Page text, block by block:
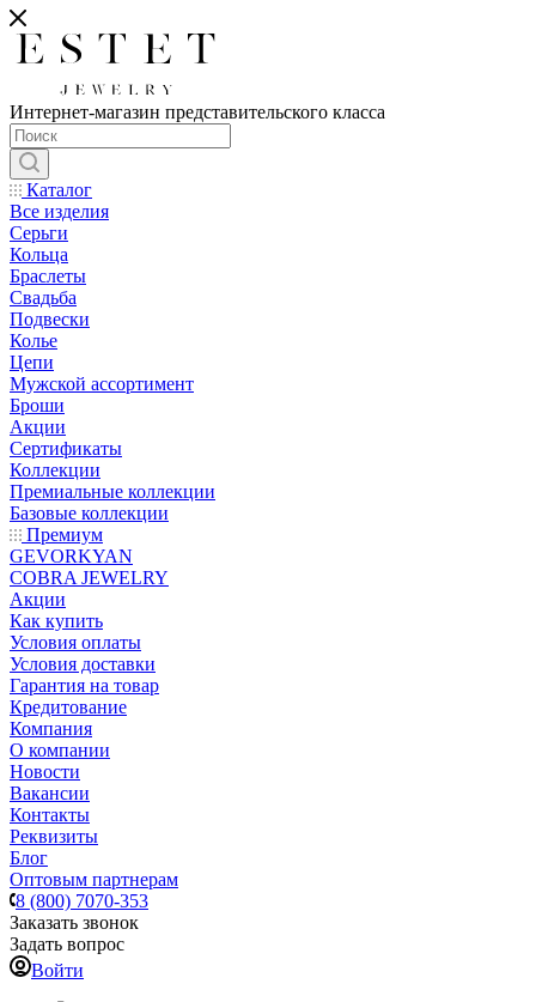
Интернет-магазин представительского класса
Каталог
Все изделия
Серьги
Кольца
Браслеты
Свадьба
Подвески
Колье
Цепи
Мужской ассортимент
Броши
Акции
Сертификаты
Коллекции
Премиальные коллекции
Базовые коллекции
Премиум
GEVORKYAN
COBRA JEWELRY
Акции
Как купить
Условия оплаты
Условия доставки
Гарантия на товар
Кредитование
Компания
О компании
Новости
Вакансии
Контакты
Реквизиты
Блог
Оптовым партнерам
8 (800) 7070-353
Заказать звонок
Задать вопрос
Войти